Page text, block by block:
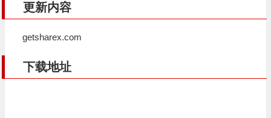
更新内容
getsharex.com
下载地址